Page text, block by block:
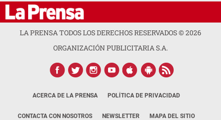
LA PRENSA TODOS LOS DERECHOS RESERVADOS ©2026
ORGANIZACIÓN PUBLICITARIA S.A.
ACERCA DE LA PRENSA POLÍTICA DE PRIVACIDAD
CONTACTA CON NOSOTROS NEWSLETTER MAPA DEL SITIO